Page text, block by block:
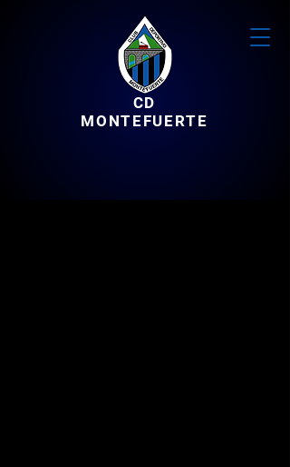
CD
MONTEFUERTE